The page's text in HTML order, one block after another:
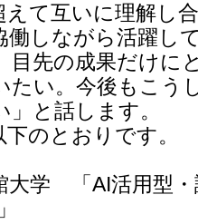
て互いに理解し
働しながら活躍し
目先の成果だけに
たい。今後もこう
と話します。
のとおりです。
大学 「AI活用型